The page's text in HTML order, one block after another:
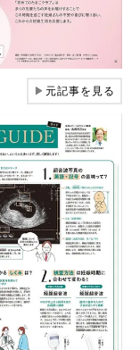
▶元記事を見る